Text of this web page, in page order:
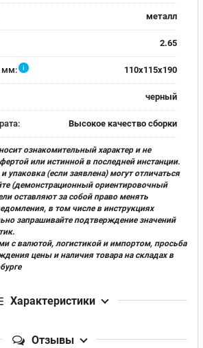
металл
2.65
мм: i 110x115x190
черный
Высокое качество сборки
ознакомительный характер и не
или истинной в последней инстанции.
упаковка (если заявлена) могут отличаться
(демонстрационный ориентировочный
оставляют за собой право менять
в том числе в инструкциях
запрашивайте подтверждение значений
с валютой, логистикой и импортом, просьба
цены и наличия товара на складах в
Характеристики
Отзывы